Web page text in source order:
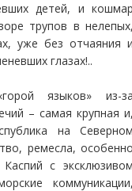
детей, и
трупов в
уже без отчаяния
глазах!..
языков» из-
– самая крупная
на
ремесла,
с